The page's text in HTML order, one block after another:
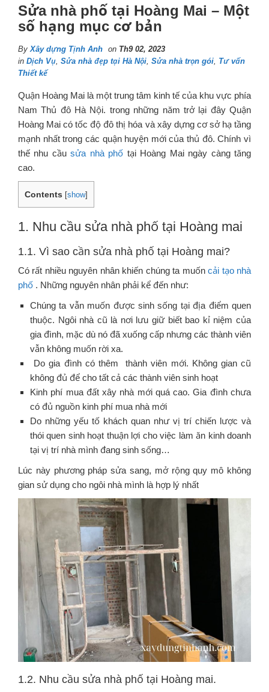
Sửa nhà phố tại Hoàng Mai – Một
số hạng mục cơ bản
By Xây dựng Tịnh Anh on Th9 02, 2023
in Dịch Vụ Sửa nhà đẹp tại Hà Nội Sửa nhà trọn gói Tư vấn
Thiết kế
Quận Hoàng Mai là một trung tâm kinh tế của khu vực phía
Nam Thủ đô Hà Nội. trong những năm trở lại đây Quận
Hoàng Mai có tốc độ đô thị hóa và xây dựng cơ sở hạ tầng
mạnh nhất trong các quận huyện mới của thủ đô. Chính vì
thế nhu cầusửa nhà phố tại Hoàng Mai ngày càng tăng
cao.
Contents [show]
1. Nhu cầu sửa nhà phố tại Hoàng mai
1.1. Vì sao cần sửa nhà phố tại Hoàng mai?
Có rất nhiều nguyên nhân khiến chúng ta muốncải tạo nhà
phố . Những nguyên nhân phải kể đến như:
Chúng ta vẫn muốn được sinh sống tại địa điểm quen
thuộc. Ngôi nhà cũ là nơi lưu giữ biết bao kỉ niệm của
gia đình, mặc dù nó đã xuống cấp nhưng các thành viên
vẫn không muốn rời xa.
Do gia đình có thêm thành viên mới. Không gian cũ
không đủ để cho tất cả các thành viên sinh hoạt
Kinh phí mua đất xây nhà mới quá cao. Gia đình chưa
có đủ nguồn kinh phí mua nhà mới
Do những yếu tố khách quan như vị trí chiến lược và
thói quen sinh hoạt thuận lợi cho việc làm ăn kinh doanh
tại vị trí nhà mình đang sinh sống…
Lúc này phương pháp sửa sang, mở rộng quy mô không
gian sử dụng cho ngôi nhà mình là hợp lý nhất
1.2. Nhu cầu sửa nhà phố tại Hoàng mai.